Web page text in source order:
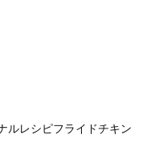
ルレシピフライドチキン